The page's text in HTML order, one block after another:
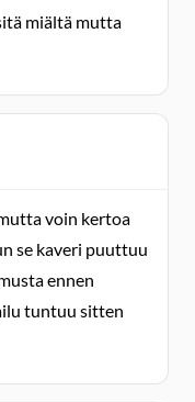
miältä mutta
voin kertoa
se kaveri puuttuu
ennen
tuntuu sitten